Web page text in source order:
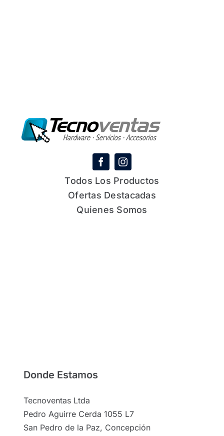
Todos Los Productos
Ofertas Destacadas
Quienes Somos
Donde Estamos
Tecnoventas Ltda
Pedro Aguirre Cerda 1055 L7
San Pedro de la Paz, Concepción